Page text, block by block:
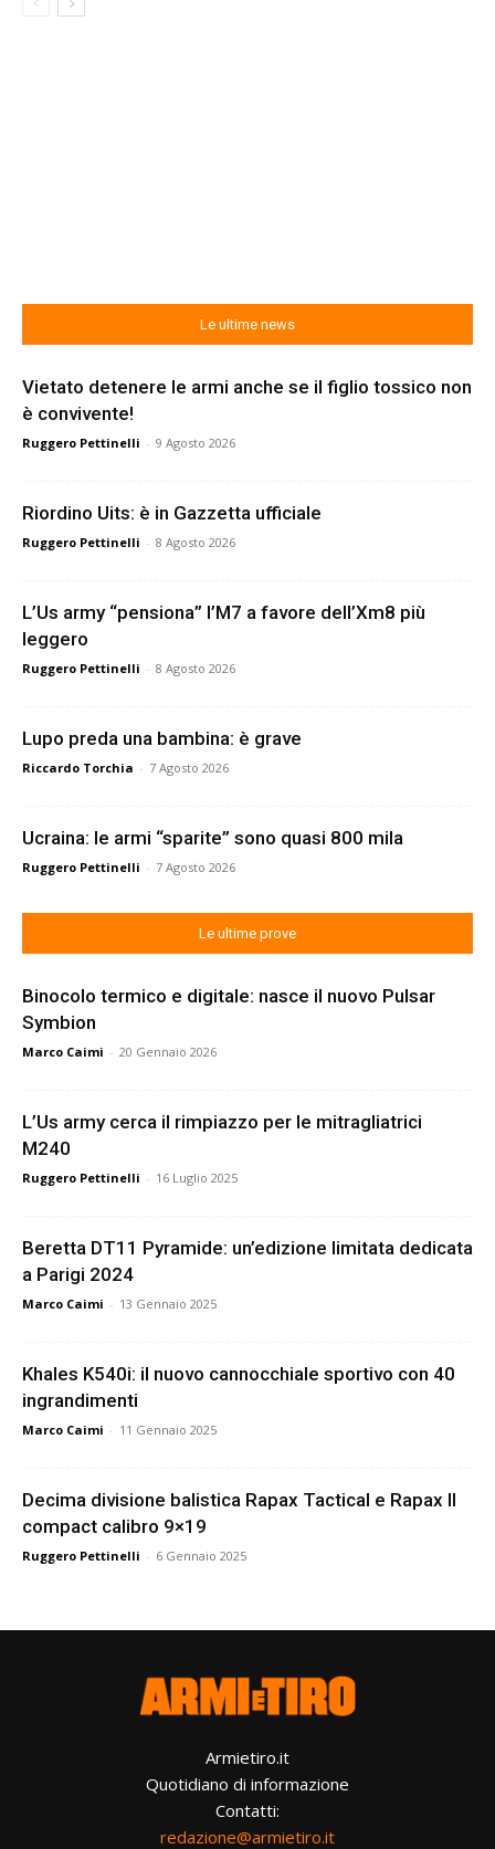
Le ultime news
Vietato detenere le armi anche se il figlio tossico non
è convivente!
Ruggero Pettinelli - 9 Agosto 2026
Riordino Uits: è in Gazzetta ufficiale
Ruggero Pettinelli - 8 Agosto 2026
L’Us army “pensiona” l’M7 a favore dell’Xm8 più
leggero
Ruggero Pettinelli - 8 Agosto 2026
Lupo preda una bambina: è grave
Riccardo Torchia - 7 Agosto 2026
Ucraina: le armi “sparite” sono quasi 800 mila
Ruggero Pettinelli - 7 Agosto 2026
Le ultime prove
Binocolo termico e digitale: nasce il nuovo Pulsar
Symbion
Marco Caimi - 20 Gennaio 2026
L’Us army cerca il rimpiazzo per le mitragliatrici
M240
Ruggero Pettinelli - 16 Luglio 2025
Beretta DT11 Pyramide: un’edizione limitata dedicata
a Parigi 2024
Marco Caimi - 13 Gennaio 2025
Khales K540i: il nuovo cannocchiale sportivo con 40
ingrandimenti
Marco Caimi - 11 Gennaio 2025
Decima divisione balistica Rapax Tactical e Rapax II
compact calibro 9×19
Ruggero Pettinelli - 6 Gennaio 2025
Armietiro.it
Quotidiano di informazione
Contatti:
redazione@armietiro.it